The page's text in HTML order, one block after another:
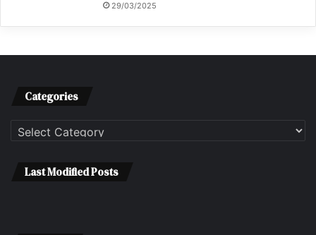
29/03/2025
Categories
Categories
Last Modified Posts